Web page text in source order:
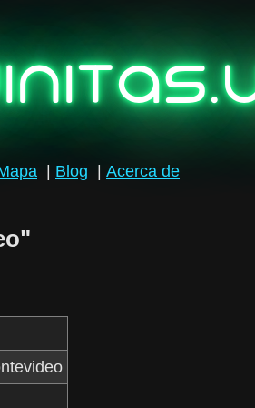
Blog Acerca de